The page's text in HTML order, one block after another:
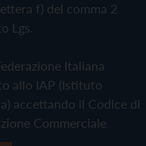
f) del comma 2
Lgs.
Italiana
allo IAP (Istituto
accettando il Codice di
Commerciale